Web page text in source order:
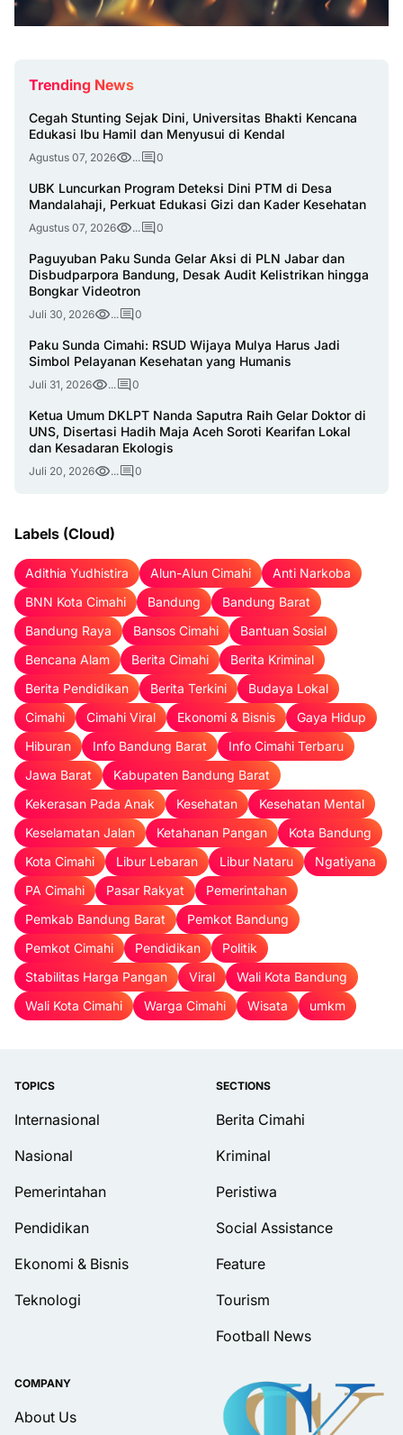
Trending News
Cegah Stunting Sejak Dini, Universitas Bhakti Kencana
Edukasi Ibu Hamil dan Menyusui di Kendal
Agustus 07, 2026 ... 0
UBK Luncurkan Program Deteksi Dini PTM di Desa
Mandalahaji, Perkuat Edukasi Gizi dan Kader Kesehatan
Agustus 07, 2026 ... 0
Paguyuban Paku Sunda Gelar Aksi di PLN Jabar dan
Disbudparpora Bandung, Desak Audit Kelistrikan hingga
Bongkar Videotron
Juli 30, 2026 ... 0
Paku Sunda Cimahi: RSUD Wijaya Mulya Harus Jadi
Simbol Pelayanan Kesehatan yang Humanis
Juli 31, 2026 ... 0
Ketua Umum DKLPT Nanda Saputra Raih Gelar Doktor di
UNS, Disertasi Hadih Maja Aceh Soroti Kearifan Lokal
dan Kesadaran Ekologis
Juli 20, 2026 ... 0
Labels (Cloud)
Adithia Yudhistira Alun-Alun Cimahi
Anti Narkoba
BNN Kota Cimahi
Bandung
Bandung Barat
Bandung Raya
Bansos Cimahi
Bantuan Sosial
Bencana Alam
Berita Cimahi
Berita Kriminal
Berita Pendidikan
Berita Terkini
Budaya Lokal
Cimahi
Cimahi Viral Ekonomi & Bisnis
Gaya Hidup
Hiburan
Info Bandung Barat
Info Cimahi Terbaru
Jawa Barat
Kabupaten Bandung Barat
Kekerasan Pada Anak
Kesehatan
Kesehatan Mental
Keselamatan Jalan
Ketahanan Pangan
Kota Bandung
Kota Cimahi
Libur Lebaran Libur Nataru
Ngatiyana
PA Cimahi
Pasar Rakyat
Pemerintahan
Pemkab Bandung Barat
Pemkot Bandung
Pemkot Cimahi
Pendidikan
Politik
Stabilitas Harga Pangan
Viral
Wali Kota Bandung
Wali Kota Cimahi
Warga Cimahi Wisata umkm
TOPICS
Internasional
Nasional
Pemerintahan
Pendidikan
Ekonomi & Bisnis
Teknologi
SECTIONS
Berita Cimahi
Kriminal
Peristiwa
Social Assistance
Feature
Tourism
Football News
COMPANY
About Us